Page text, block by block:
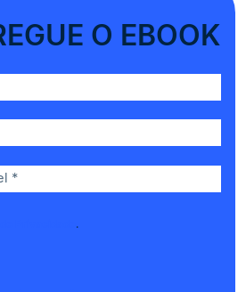
O EBOOK
.